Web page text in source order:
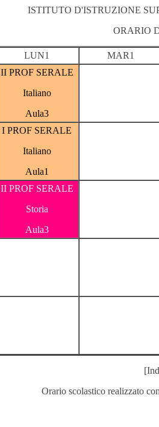
ISTITUTO D'ISTRUZIONE
ORARIO
LUN1
MAR1
II PROF SERALE
Italiano
Aula3
I PROF SERALE
Italiano
Aula1
II PROF SERALE
Storia
Aula3
Orario scolastico realizzato